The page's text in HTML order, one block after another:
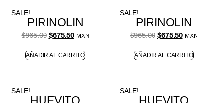
SALE!
PIRINOLIN
$965.00 $675.50 MXN
AÑADIR AL CARRITO
SALE!
PIRINOLIN
$965.00 $675.50 MXN
AÑADIR AL CARRITO
SALE!
HUEVITO
SALE!
HUEVITO